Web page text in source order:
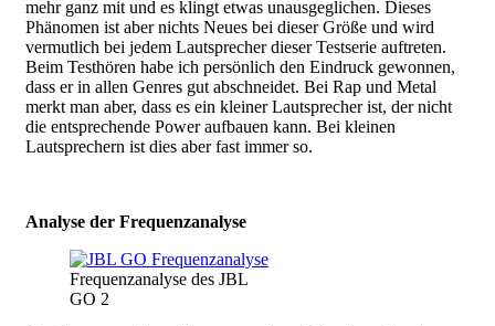
mehr ganz mit und es klingt etwas unausgeglichen. Dieses
Phänomen ist aber nichts Neues bei dieser Größe und wird
vermutlich bei jedem Lautsprecher dieser Testserie auftreten.
Beim Testhören habe ich persönlich den Eindruck gewonnen,
dass er in allen Genres gut abschneidet. Bei Rap und Metal
merkt man aber, dass es ein kleiner Lautsprecher ist, der nicht
die entsprechende Power aufbauen kann. Bei kleinen
Lautsprechern ist dies aber fast immer so.
Analyse der Frequenzanalyse
Frequenzanalyse des JBL
GO 2